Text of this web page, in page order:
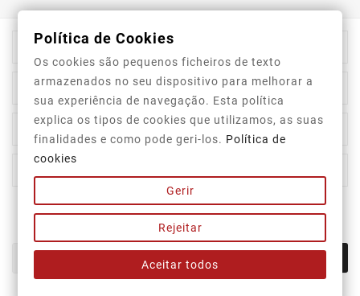
Informação Da Loja
Top Categorias
A Nossa Empresa

Newsletter
Política de Cookies
Os cookies são pequenos ficheiros de texto
armazenados no seu dispositivo para melhorar a
sua experiência de navegação. Esta política
explica os tipos de cookies que utilizamos, as suas
finalidades e como pode geri-los. Política de
cookies
Gerir
Rejeitar
Aceitar todos